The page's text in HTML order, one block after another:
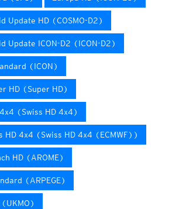
Update HD (COSMO-D2)
Update ICON-D2 (ICON-D2)
(ICON)
HD (Super HD)
(Swiss HD 4x4)
HD 4x4 (Swiss HD 4x4 (ECMWF))
HD (AROME)
(ARPEGE)